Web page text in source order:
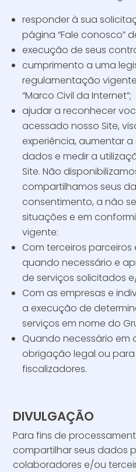
responder à sua
página “Fale conosco”
execução de seus
cumprimento a uma
regulamentação
“Marco Civil da Internet”;
ajudar a reconhecer
acessado nosso Site,
experiência, aumentar
dados e medir a
Site. Não
compartilhamos seus
consentimento, a não
situações e em
vigente:
Com terceiros
quando necessário e
de serviços solicitados
Com as empresas e
a execução de
serviços em nome do
Quando necessário em
obrigação legal ou
fiscalizadores.
DIVULGAÇÃO
Para fins de
compartilhar seus dados
colaboradores e/ou